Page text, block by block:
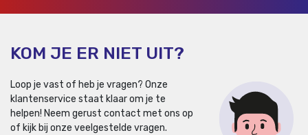
KOM JE ER NIET UIT?
Loop je vast of heb je vragen? Onze
klantenservice staat klaar om je te
helpen! Neem gerust contact met ons op
of kijk bij onze veelgestelde vragen.